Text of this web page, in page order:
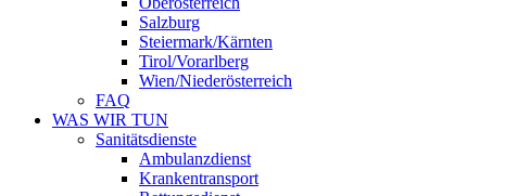
Salzburg
Steiermark/Kärnten
Tirol/Vorarlberg
Wien/Niederösterreich
FAQ
WAS WIR TUN
Sanitätsdienste
Ambulanzdienst
Krankentransport